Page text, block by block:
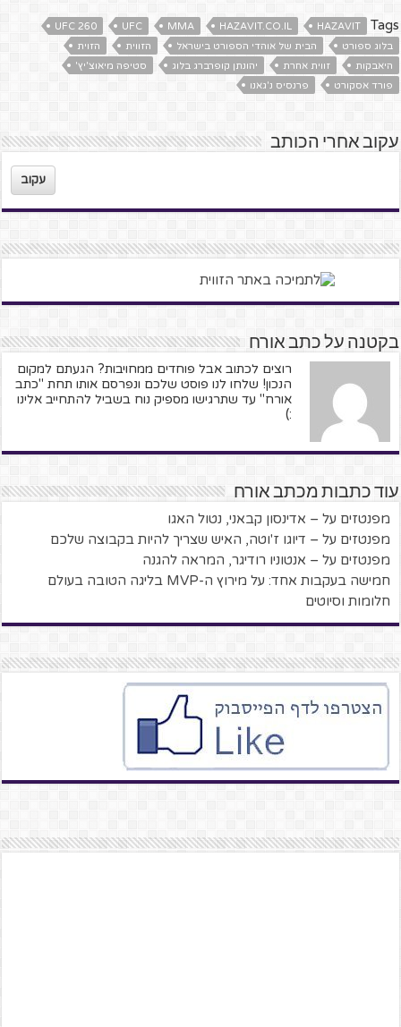
Tags
HAZAVIT
HAZAVIT.CO.IL
MMA
UFC
UFC 260
בלוג ספורט
הבית של אוהדי הספורט בישראל הזווית
הזוית
היאבקות
זווית אחרת יהונתן קופרברג בלוג
סטיפה מיאוצ'יץ'
פורד אסקורט
פרנסיס נ'גאנו
עקוב אחרי הכותב
עקוב
בקטנה על כתב אורח
רוצים לכתוב אבל פוחדים ממחויבות? הגעתם למקום
הנכון! שלחו לנו פוסט שלכם ונפרסם אותו תחת "כתב
אורח" עד שתרגישו מספיק נוח בשביל להתחייב אלינו
:)
עוד כתבות מכתב אורח
מפנטזים על – אדינסון קבאני, נטול האגו
מפנטזים על – דיוגו ז'וטה, האיש שצריך להיות בקבוצה שלכם
מפנטזים על – אנטוניו רודיגר, המראה להגנה
חמישה בעקבות אחד: על מירוץ ה-MVP בליגה הטובה בעולם
חלומות וסיוטים